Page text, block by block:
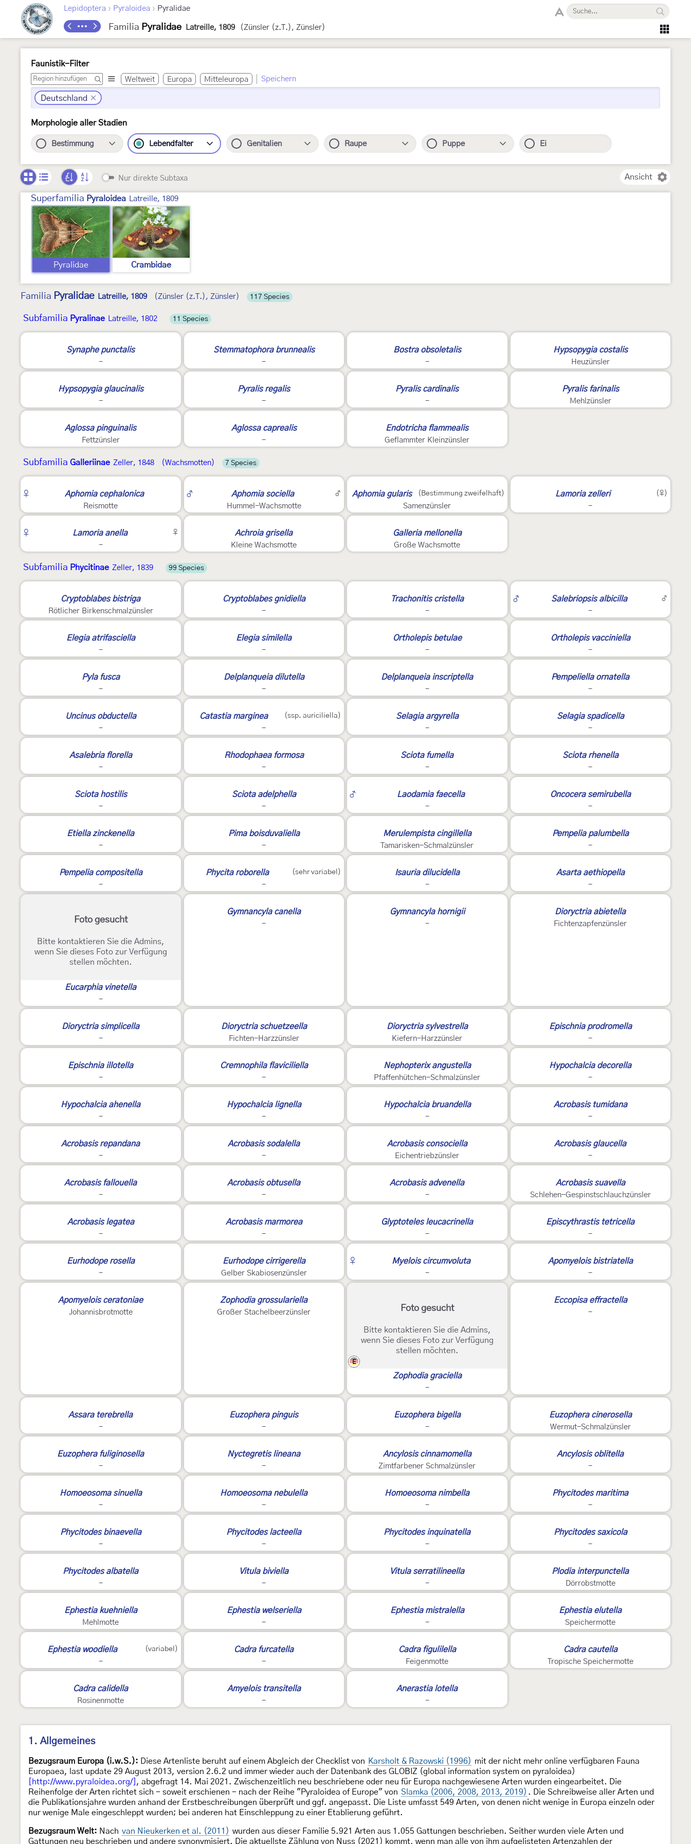
Lepidoptera › Pyraloidea › Pyralidae
Familia Pyralidae Latreille, 1809 (Zünsler (z.T.), Zünsler)
Faunistik-Filter
Weltweit Europa Mitteleuropa Speichern
Deutschland
Morphologie aller Stadien
Bestimmung Lebendfalter Genitalien Raupe Puppe Ei
Nur direkte Subtaxa Ansicht
Superfamilia Pyraloidea Latreille, 1809
Pyralidae Crambidae
Familia Pyralidae Latreille, 1809 (Zünsler (z.T.), Zünsler) 117 Species
Subfamilia Pyralinae Latreille, 1802 11 Species
Synaphe punctalis
-
E
Stemmatophora brunnealis
-
Bostra obsoletalis
-
Hypsopygia costalis
Heuzünsler
Hypsopygia glaucinalis
-
Pyralis regalis
-
Pyralis cardinalis
-
Pyralis farinalis
Mehlzünsler
Aglossa pinguinalis
Fettzünsler
Aglossa caprealis
-
Endotricha flammealis
Geflammter Kleinzünsler
Subfamilia Galleriinae Zeller, 1848 (Wachsmotten) 7 Species
♀ Aphomia cephalonica
Reismotte
♂
Aphomia sociella ♂
Hummel-Wachsmotte
Aphomia gularis (Bestimmung zweifelhaft)
Samenzünsler
Lamoria zelleri
(♀)
-
♀
Lamoria anella ♀
-
Achroia grisella
Kleine Wachsmotte
Galleria mellonella
Große Wachsmotte
Subfamilia Phycitinae Zeller, 1839 99 Species
Cryptoblabes bistriga
Rötlicher Birkenschmalzünsler
E
Cryptoblabes gnidiella
-
Trachonitis cristella
-
♂
Salebriopsis albicilla ♂
-
Elegia atrifasciella
-
Elegia similella
-
Ortholepis betulae
-
Ortholepis vacciniella
-
Pyla fusca
-
Delplanqueia dilutella
-
Delplanqueia inscriptella
-
Pempeliella ornatella
-
Uncinus obductella
-
Catastia marginea
(ssp. auriciliella)
-
Selagia argyrella
-
Selagia spadicella
-
Asalebria florella
-
Rhodophaea formosa
-
Sciota fumella
-
Sciota rhenella
-
Sciota hostilis
-
Sciota adelphella
-
♂ Laodamia faecella
-
Oncocera semirubella
-
Etiella zinckenella
-
Pima boisduvaliella
-
Merulempista cingillella
Tamarisken-Schmalzünsler
Pempelia palumbella
-
Pempelia compositella
-
Phycita roborella (sehr variabel)
-
Isauria dilucidella
-
Asarta aethiopella
-
Foto gesucht
Bitte kontaktieren Sie die Admins,
wenn Sie dieses Foto zur Verfügung
stellen möchten.
Eucarphia vinetella
-
Gymnancyla canella
-
Gymnancyla hornigii
-
Dioryctria abietella
Fichtenzapfenzünsler
Dioryctria simplicella
-
Dioryctria schuetzeella
Fichten-Harzzünsler
Dioryctria sylvestrella
Kiefern-Harzzünsler
Epischnia prodromella
-
Epischnia illotella
-
Cremnophila flaviciliella
-
Nephopterix angustella
Pfaffenhütchen-Schmalzünsler
Hypochalcia decorella
-
Hypochalcia ahenella
-
Hypochalcia lignella
-
Hypochalcia bruandella
-
Acrobasis tumidana
-
Acrobasis repandana
-
Acrobasis sodalella
-
Acrobasis consociella
Eichentriebzünsler
Acrobasis glaucella
-
Acrobasis fallouella
-
Acrobasis obtusella
-
Acrobasis advenella
-
Acrobasis suavella
Schlehen-Gespinstschlauchzünsler
Acrobasis legatea
-
Acrobasis marmorea
-
Glyptoteles leucacrinella
-
Episcythrastis tetricella
-
Eurhodope rosella
-
Eurhodope cirrigerella
Gelber Skabiosenzünsler
♀ Myelois circumvoluta
-
Apomyelois bistriatella
-
Apomyelois ceratoniae
Johannisbrotmotte
Zophodia grossulariella
Großer Stachelbeerzünsler Foto gesucht
Bitte kontaktieren Sie die Admins,
wenn Sie dieses Foto zur Verfügung
stellen möchten.
E
Zophodia graciella
-
Eccopisa effractella
-
Assara terebrella
-
Euzophera pinguis
-
Euzophera bigella
-
Euzophera cinerosella
Wermut-Schmalzünsler
Euzophera fuliginosella
-
Nyctegretis lineana
-
Ancylosis cinnamomella
Zimtfarbener Schmalzünsler
Ancylosis oblitella
-
Homoeosoma sinuella
-
Homoeosoma nebulella
-
Homoeosoma nimbella
-
Phycitodes maritima
-
Phycitodes binaevella
-
Phycitodes lacteella
-
Phycitodes inquinatella
-
Phycitodes saxicola
-
Phycitodes albatella
-
Vitula biviella
-
Vitula serratilineella
-
Plodia interpunctella
Dörrobstmotte
Ephestia kuehniella
Mehlmotte
Ephestia welseriella
-
Ephestia mistralella
-
Ephestia elutella
Speichermotte
Ephestia woodiella
(variabel)
-
Cadra furcatella
-
Cadra figulilella
Feigenmotte
Cadra cautella
Tropische Speichermotte
Cadra calidella
Rosinenmotte
Amyelois transitella
-
Anerastia lotella
-
1. Allgemeines
Bezugsraum Europa (i.w.S.): Diese Artenliste beruht auf einem Abgleich der Checklist von Karsholt & Razowski (1996) mit der nicht mehr online verfügbaren Fauna
Europaea, last update 29 August 2013, version 2.6.2 und immer wieder auch der Datenbank des GLOBIZ (global information system on pyraloidea)
[http://www.pyraloidea.org/] , abgefragt 14. Mai 2021. Zwischenzeitlich neu beschriebene oder neu für Europa nachgewiesene Arten wurden eingearbeitet. Die
Reihenfolge der Arten richtet sich - soweit erschienen - nach der Reihe "Pyraloidea of Europe" von Slamka (2006, 2008, 2013, 2019) . Die Schreibweise aller Arten und
die Publikationsjahre wurden anhand der Erstbeschreibungen überprüft und ggf. angepasst. Die Liste umfasst 549 Arten, von denen nicht wenige in Europa einzeln oder
nur wenige Male eingeschleppt wurden; bei anderen hat Einschleppung zu einer Etablierung geführt.
Bezugsraum Welt: Nach van Nieukerken et al. (2011) wurden aus dieser Familie 5.921 Arten aus 1.055 Gattungen beschrieben. Seither wurden viele Arten und
Gattungen neu beschrieben und andere synonymisiert. Die aktuellste Zählung von Nuss (2021) kommt, wenn man alle von ihm aufgelisteten Artenzahlen der